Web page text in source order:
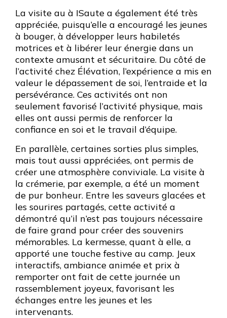
La visite au à ISaute a également été très
appréciée, puisqu’elle a encouragé les jeunes
à bouger, à développer leurs habiletés
motrices et à libérer leur énergie dans un
contexte amusant et sécuritaire. Du côté de
l’activité chez Élévation, l’expérience a mis en
valeur le dépassement de soi, l’entraide et la
persévérance. Ces activités ont non
seulement favorisé l’activité physique, mais
elles ont aussi permis de renforcer la
confiance en soi et le travail d’équipe.
En parallèle, certaines sorties plus simples,
mais tout aussi appréciées, ont permis de
créer une atmosphère conviviale. La visite à
la crémerie, par exemple, a été un moment
de pur bonheur. Entre les saveurs glacées et
les sourires partagés, cette activité a
démontré qu’il n’est pas toujours nécessaire
de faire grand pour créer des souvenirs
mémorables. La kermesse, quant à elle, a
apporté une touche festive au camp. Jeux
interactifs, ambiance animée et prix à
remporter ont fait de cette journée un
rassemblement joyeux, favorisant les
échanges entre les jeunes et les
intervenants.